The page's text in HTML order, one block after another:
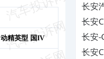
精英型 国IV
长安
厂家
长安
机
长安-
长安